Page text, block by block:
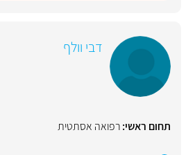
דבי וולף
תחום ראשי:רפואה אסתטית